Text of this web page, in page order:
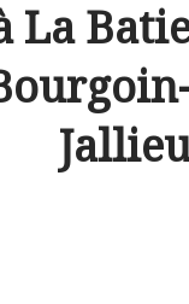
La